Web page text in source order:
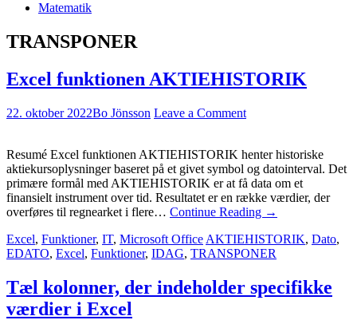
Matematik
TRANSPONER
Excel funktionen AKTIEHISTORIK
22. oktober 2022Bo Jönsson Leave a Comment
Resumé Excel funktionen AKTIEHISTORIK henter historiske
aktiekursoplysninger baseret på et givet symbol og datointerval. Det
primære formål med AKTIEHISTORIK er at få data om et
finansielt instrument over tid. Resultatet er en række værdier, der
overføres til regnearket i flere… Continue Reading →
Excel, Funktioner, IT, Microsoft Office AKTIEHISTORIK, Dato,
EDATO, Excel, Funktioner, IDAG, TRANSPONER
Tæl kolonner, der indeholder specifikke
værdier i Excel